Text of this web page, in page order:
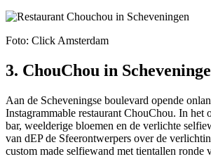
Foto: Click Amsterdam
3. ChouChou in
Aan de Scheveningse boulevard opende
Instagrammable restaurant ChouChou. In het
bar, weelderige bloemen en de verlichte
van dEP de Sfeerontwerpers over de
custom made selfiewand met tientallen ronde